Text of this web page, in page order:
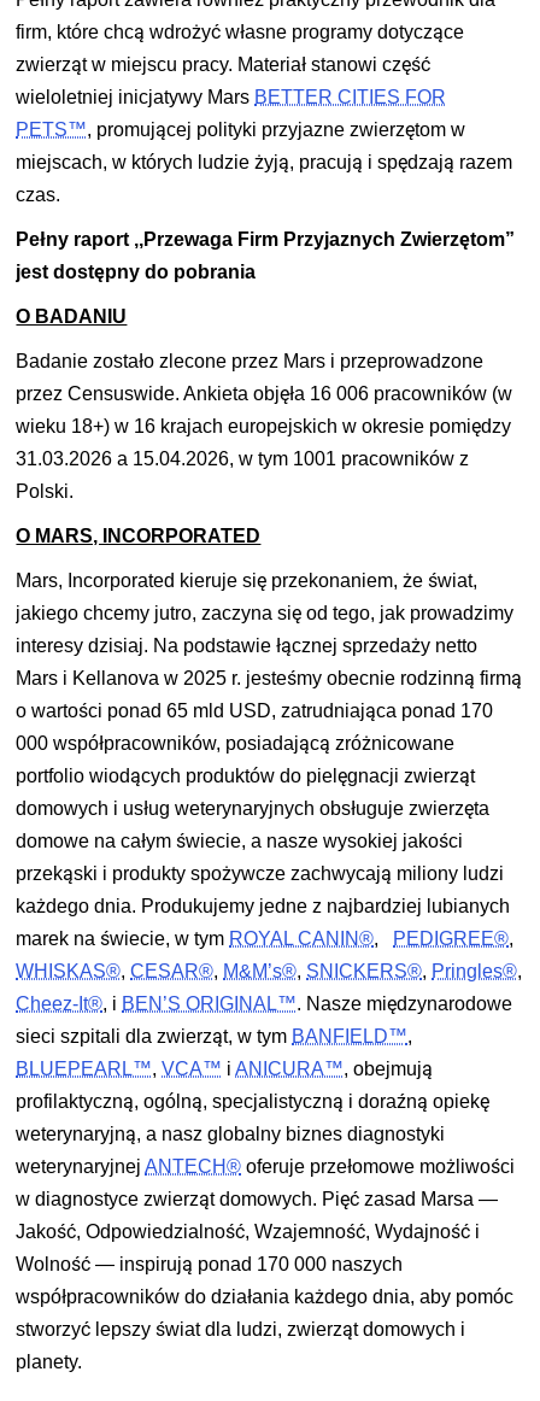
firm, które chcą wdrożyć własne programy dotyczące
zwierząt w miejscu pracy. Materiał stanowi część
wieloletniej inicjatywy Mars BETTER CITIES FOR
PETS™, promującej polityki przyjazne zwierzętom w
miejscach, w których ludzie żyją, pracują i spędzają razem
czas.
Pełny raport ,,Przewaga Firm Przyjaznych Zwierzętom”
jest dostępny do pobrania
O BADANIU
Badanie zostało zlecone przez Mars i przeprowadzone
przez Censuswide. Ankieta objęła 16 006 pracowników (w
wieku 18+) w 16 krajach europejskich w okresie pomiędzy
31.03.2026 a 15.04.2026, w tym 1001 pracowników z
Polski.
O MARS, INCORPORATED
Mars, Incorporated kieruje się przekonaniem, że świat,
jakiego chcemy jutro, zaczyna się od tego, jak prowadzimy
interesy dzisiaj. Na podstawie łącznej sprzedaży netto
Mars i Kellanova w 2025 r. jesteśmy obecnie rodzinną firmą
o wartości ponad 65 mld USD, zatrudniająca ponad 170
000 współpracowników, posiadającą zróżnicowane
portfolio wiodących produktów do pielęgnacji zwierząt
domowych i usług weterynaryjnych obsługuje zwierzęta
domowe na całym świecie, a nasze wysokiej jakości
przekąski i produkty spożywcze zachwycają miliony ludzi
każdego dnia. Produkujemy jedne z najbardziej lubianych
marek na świecie, w tym ROYAL CANIN®, PEDIGREE®,
WHISKAS®,CESAR®, M&M’s®, SNICKERS®, Pringles®,
Cheez-It®, i BEN’S ORIGINAL™. Nasze międzynarodowe
sieci szpitali dla zwierząt, w tym BANFIELD™,
BLUEPEARL™,VCA™ iANICURA™, obejmują
profilaktyczną, ogólną, specjalistyczną i doraźną opiekę
weterynaryjną, a nasz globalny biznes diagnostyki
weterynaryjnejANTECH® oferuje przełomowe możliwości
w diagnostyce zwierząt domowych. Pięć zasad Marsa —
Jakość, Odpowiedzialność, Wzajemność, Wydajność i
Wolność — inspirują ponad 170 000 naszych
współpracowników do działania każdego dnia, aby pomóc
stworzyć lepszy świat dla ludzi, zwierząt domowych i
planety.